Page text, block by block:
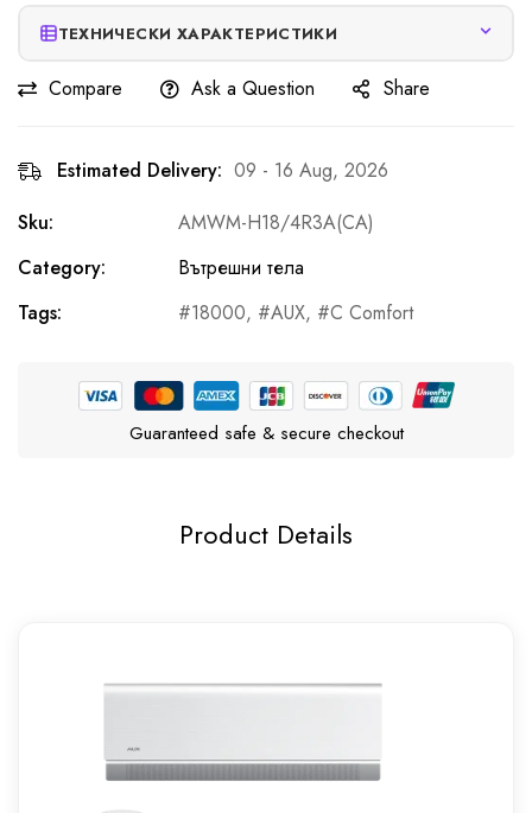
ТЕХНИЧЕСКИ ХАРАКТЕРИСТИКИ
Compare Ask a Question Share
Estimated Delivery: 09 - 16 Aug, 2026
Sku:
AMWM-H18/4R3A(CA)
Category:
Вътрешни тела
Tags:
18000, AUX, C Comfort
Guaranteed safe & secure checkout
Product Details